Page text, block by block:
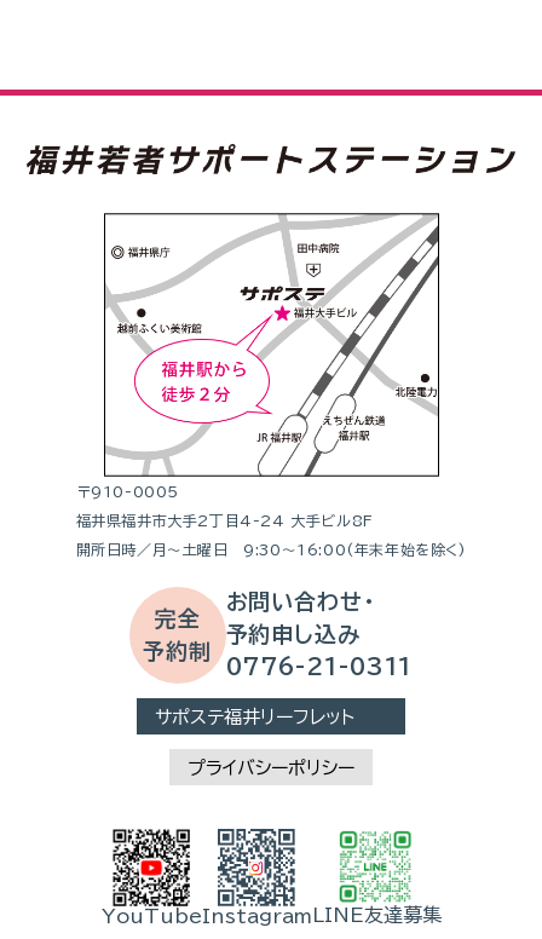
〒910-0005
福井県福井市大手2丁目4-24 大手ビル8F
開所日時／月～土曜日 9:30～16:00(年末年始を除く)
完全
予約制
お問い合わせ・
予約申し込み
0776-21-0311
YouTubeInstagram LINE友達募集
サポステ福井リーフレット
プライバシーポリシー